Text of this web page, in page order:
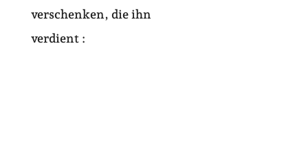
verschenken, die ihn
verdient :